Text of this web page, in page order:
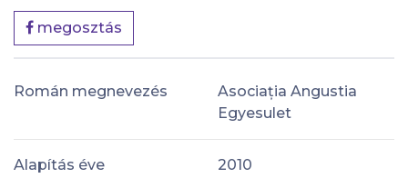
megosztás
Román megnevezés
Asociația Angustia
Egyesulet
Alapítás éve 2010